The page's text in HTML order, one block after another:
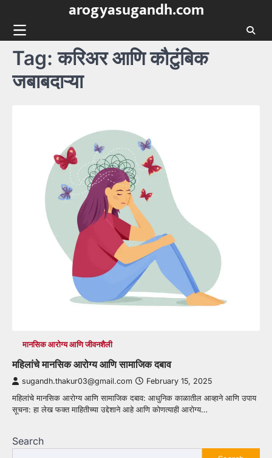
content
arogyasugandh.com
Tag:करिअर आणि कौटुंबिक
जबाबदाऱ्या
मानसिक आरोग्य आणि जीवनशैली
महिलांचे मानसिक आरोग्य आणि सामाजिक दबाव
sugandh.thakur03@gmail.com February 15, 2025
महिलांचे मानसिक आरोग्य आणि सामाजिक दबाव: आधुनिक काळातील आव्हाने आणि उपाय
सूचना: हा लेख फक्त माहितीच्या उद्देशाने आहे आणि कोणत्याही आरोग्य…
Search